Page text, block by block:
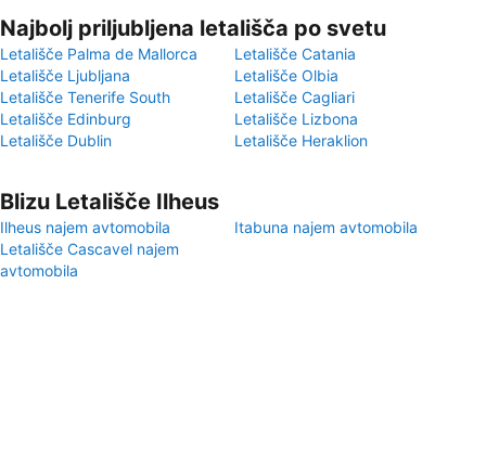
Najbolj priljubljena letališča po svetu
Letališče Palma de Mallorca
Letališče Catania
Letališče Ljubljana
Letališče Olbia
Letališče Tenerife South
Letališče Cagliari
Letališče Edinburg
Letališče Lizbona
Letališče Dublin
Letališče Heraklion
Blizu Letališče Ilheus
Ilheus najem avtomobila
Itabuna najem avtomobila
Letališče Cascavel najem
avtomobila